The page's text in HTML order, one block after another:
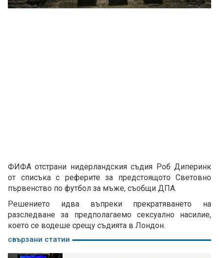
ФИФА отстрани нидерландския съдия Роб Диперинк
от списъка с реферите за предстоящото Световно
първенство по футбол за мъже, съобщи ДПА.
Решението идва въпреки прекратяването на
разследванe за предполагаемо сексуално насилие,
което се водеше срещу съдията в Лондон.
свързани статии